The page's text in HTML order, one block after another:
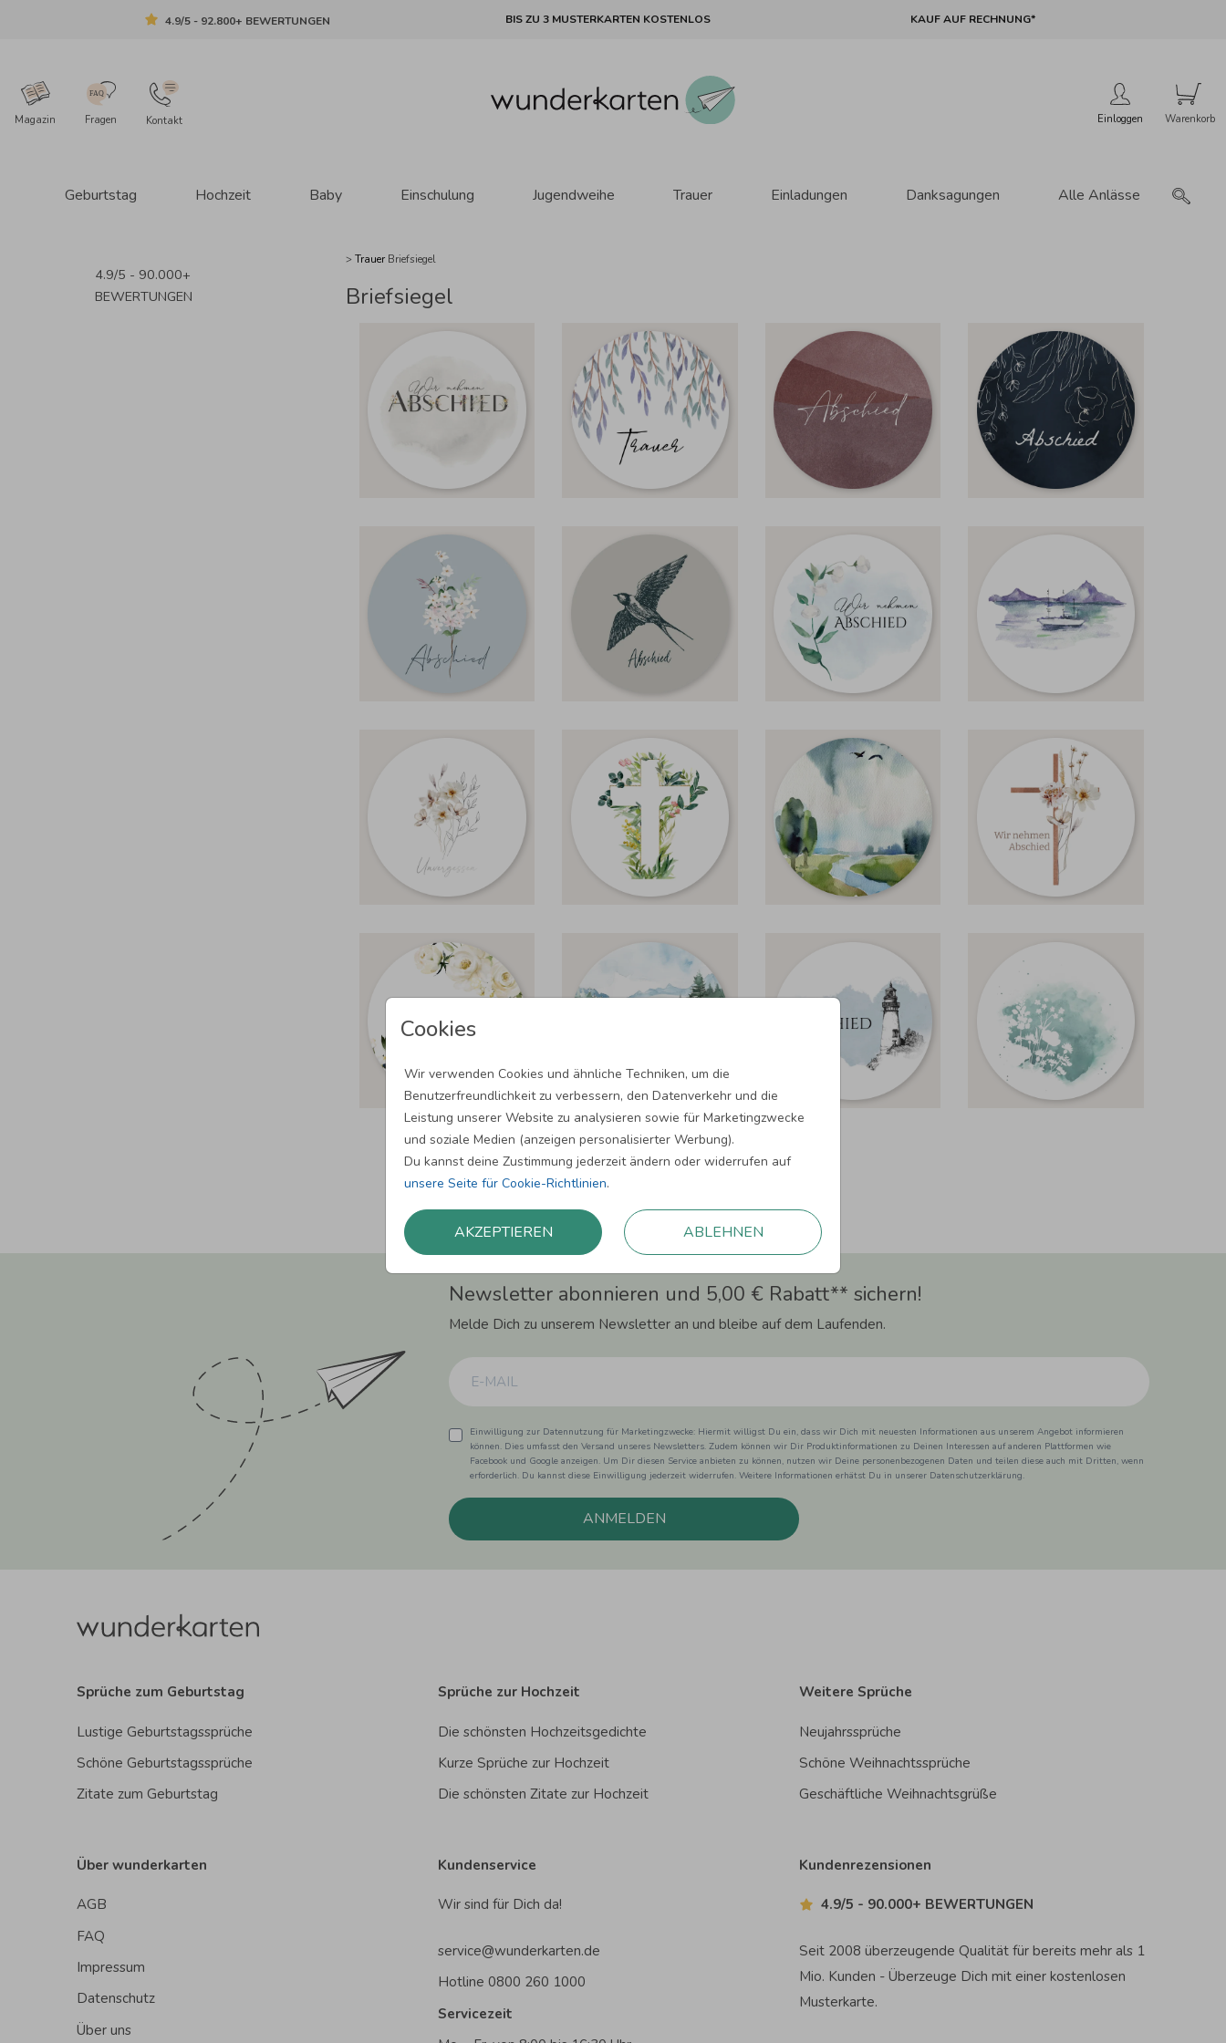
4.9/5 - 92.800+ BEWERTUNGEN BIS ZU 3 MUSTERKARTEN KOSTENLOS KAUF AUF RECHNUNG*
Magazin Fragen Kontakt Einloggen
Geburtstag Hochzeit Baby Einschulung Jugendweihe Trauer Einladungen Danksagungen Alle Anlässe
Cookies
Wir verwenden Cookies und ähnliche Techniken, um die
Benutzerfreundlichkeit zu verbessern, den Datenverkehr und die
Leistung unserer Website zu analysieren sowie für Marketingzwecke
und soziale Medien (anzeigen personalisierter Werbung).
Du kannst deine Zustimmung jederzeit ändern oder widerrufen auf
unsere Seite für Cookie-Richtlinien.
AKZEPTIEREN ABLEHNEN
4.9/5 - 90.000+
BEWERTUNGEN
> Trauer Briefsiegel
Briefsiegel
Newsletter abonnieren und 5,00 € Rabatt** sichern!
Melde Dich zu unserem Newsletter an und bleibe auf dem Laufenden.
Einwilligung zur Datennutzung für Marketingzwecke: Hiermit willigst Du ein, dass wir Dich mit neuesten Informationen aus unserem Angebot informieren
können. Dies umfasst den Versand unseres Newsletters. Zudem können wir Dir Produktinformationen zu Deinen Interessen auf anderen Plattformen wie
Facebook und Google anzeigen. Um Dir diesen Service anbieten zu können, nutzen wir Deine personenbezogenen Daten und teilen diese auch mit Dritten, wenn
erforderlich. Du kannst diese Einwilligung jederzeit widerrufen. Weitere Informationen erhätst Du in unserer Datenschutzerklärung.
ANMELDEN
Sprüche zum Geburtstag
Lustige Geburtstagssprüche
Schöne Geburtstagssprüche
Zitate zum Geburtstag
Sprüche zur Hochzeit
Die schönsten Hochzeitsgedichte
Kurze Sprüche zur Hochzeit
Die schönsten Zitate zur Hochzeit
Weitere Sprüche
Neujahrssprüche
Schöne Weihnachtssprüche
Geschäftliche Weihnachtsgrüße
Über wunderkarten
AGB
FAQ
Impressum
Datenschutz
Über uns
Kundenservice
Wir sind für Dich da!
service@wunderkarten.de
Hotline 0800 260 1000
Servicezeit
Kundenrezensionen
4.9/5 - 90.000+ BEWERTUNGEN
Seit 2008 überzeugende Qualität für bereits mehr als 1
Mio. Kunden - Überzeuge Dich mit einer kostenlosen
Musterkarte.